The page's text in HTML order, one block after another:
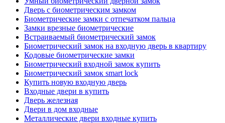
Дверь с биометрическим замком
Биометрические замки с отпечатком пальца
Замки врезные биометрические
Встраиваемый биометрический замок
Биометрический замок на входную дверь в квартиру
Кодовые биометрические замки
Биометрический входной замок купить
Биометрический замок smart lock
Купить новую входную дверь
Входные двери в купить
Дверь железная
Двери в дом входные
Металлические двери входные купить